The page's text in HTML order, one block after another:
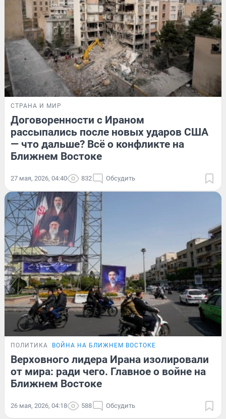
СТРАНА И МИР
Договоренности с Ираном
рассыпались после новых ударов США
— что дальше? Всё о конфликте на
Ближнем Востоке
27 мая, 2026, 04:40 832 Обсудить
ПОЛИТИКА ВОЙНА НА БЛИЖНЕМ ВОСТОКЕ
Верховного лидера Ирана изолировали
от мира: ради чего. Главное о войне на
Ближнем Востоке
26 мая, 2026, 04:18 588 Обсудить